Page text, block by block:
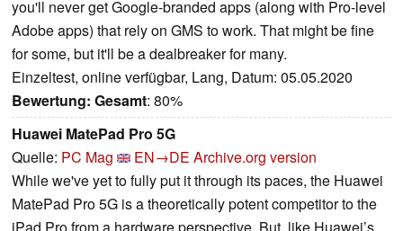
you'll never get Google-branded apps (along with Pro-level
Adobe apps) that rely on GMS to work. That might be fine
for some, but it'll be a dealbreaker for many.
Einzeltest, online verfügbar, Lang, Datum: 05.05.2020
Bewertung: Gesamt: 80%
Huawei MatePad Pro 5G
Quelle: PC Mag EN→DE Archive.org version
While we've yet to fully put it through its paces, the Huawei
MatePad Pro 5G is a theoretically potent competitor to the